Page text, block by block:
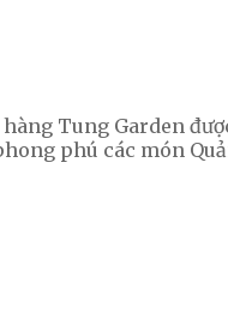
Tung Garden
phú các món